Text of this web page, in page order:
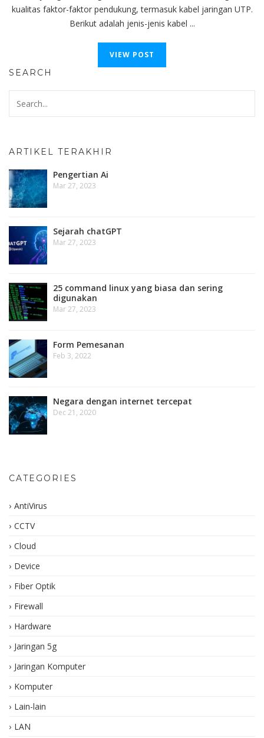
kualitas faktor-faktor pendukung, termasuk kabel jaringan UTP.
Berikut adalah jenis-jenis kabel ...
VIEW POST
SEARCH
ARTIKEL TERAKHIR
Pengertian Ai
Mar 27, 2023
Sejarah chatGPT
Mar 27, 2023
25 command linux yang biasa dan sering
digunakan
Mar 27, 2023
Form Pemesanan
Feb 3, 2022
Negara dengan internet tercepat
Dec 21, 2020
CATEGORIES
AntiVirus
CCTV
Cloud
Device
Fiber Optik
Firewall
Hardware
Jaringan 5g
Jaringan Komputer
Komputer
Lain-lain
LAN